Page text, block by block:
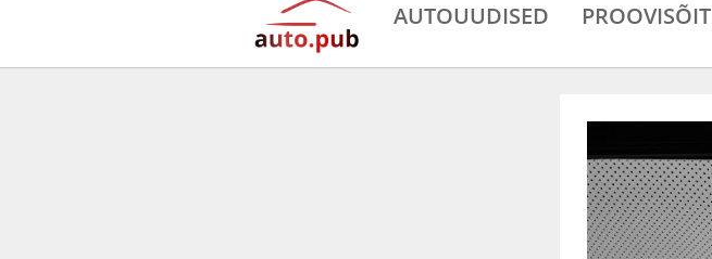
AUTOUUDISED PROOVISÕIT